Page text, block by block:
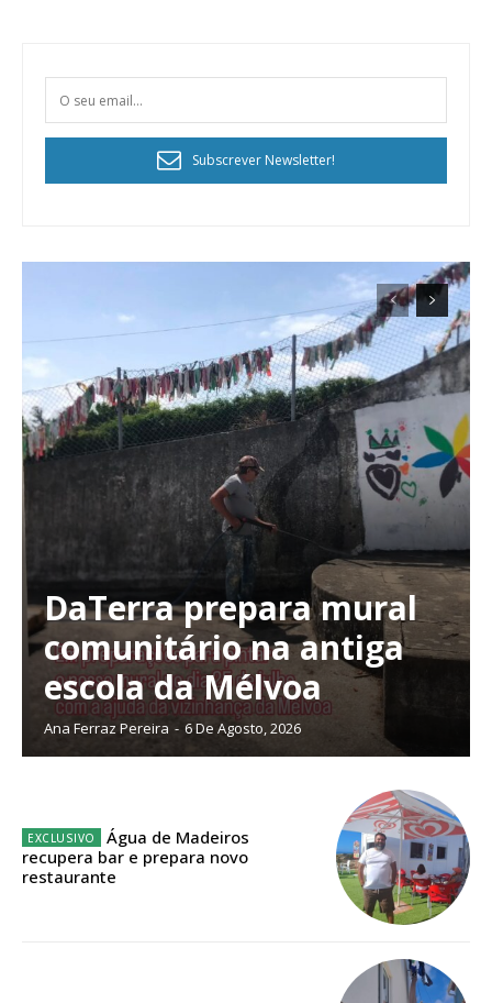
Planos de Assinatura
Faça-se assinante do Região de Cister e ajude-nos a manter este serviço
público!
Sendo assinante terá acesso a todos os conteúdos exclusivos e versões
digitais.
Escolha o plano de assinatura desejado:
ASSINATURA
IMPRESSA
32€
Edição em papel entregue à Quinta-feira em sua
Subscrever Newsletter!
DaTerra prepara mural
comunitário na antiga
escola da Mélvoa
Ana Ferraz Pereira - 6 De Agosto, 2026
Água de Madeiros
recupera bar e prepara novo
restaurante